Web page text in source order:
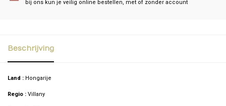
bij ons kun je veilig online bestellen, met of zonder account
Beschrijving
Land : Hongarije
Regio : Villany